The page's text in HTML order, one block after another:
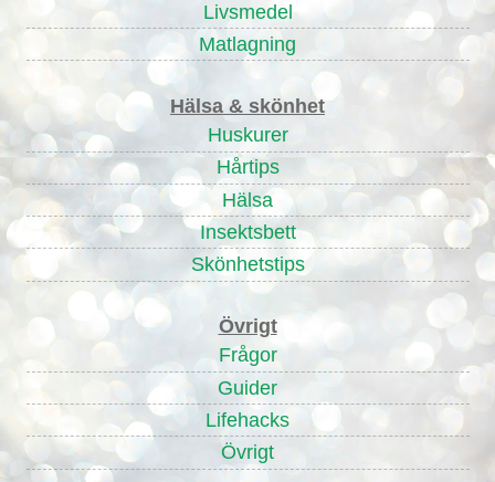
Livsmedel
Matlagning
Hälsa & skönhet
Huskurer
Hårtips
Hälsa
Insektsbett
Skönhetstips
Övrigt
Frågor
Guider
Lifehacks
Övrigt